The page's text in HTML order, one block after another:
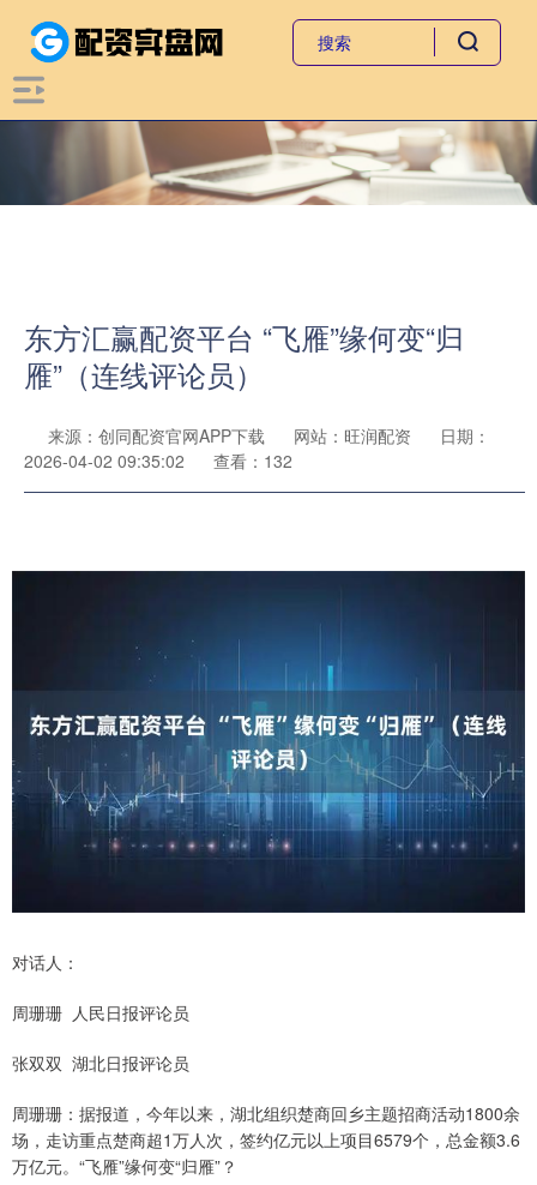
东方汇赢配资平台 “飞雁”缘何变“归
雁”（连线评论员）
来源：创同配资官网APP下载 网站：旺润配资
日期：
2026-04-02 09:35:02
查看：132
对话人：
周珊珊 人民日报评论员
张双双 湖北日报评论员
周珊珊：据报道，今年以来，湖北组织楚商回乡主题招商活动1800余
场，走访重点楚商超1万人次，签约亿元以上项目6579个，总金额3.6
万亿元。“飞雁”缘何变“归雁”？